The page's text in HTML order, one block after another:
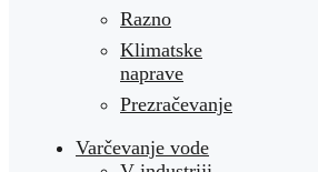
Razno
Klimatske
naprave
Prezračevanje
Varčevanje vode